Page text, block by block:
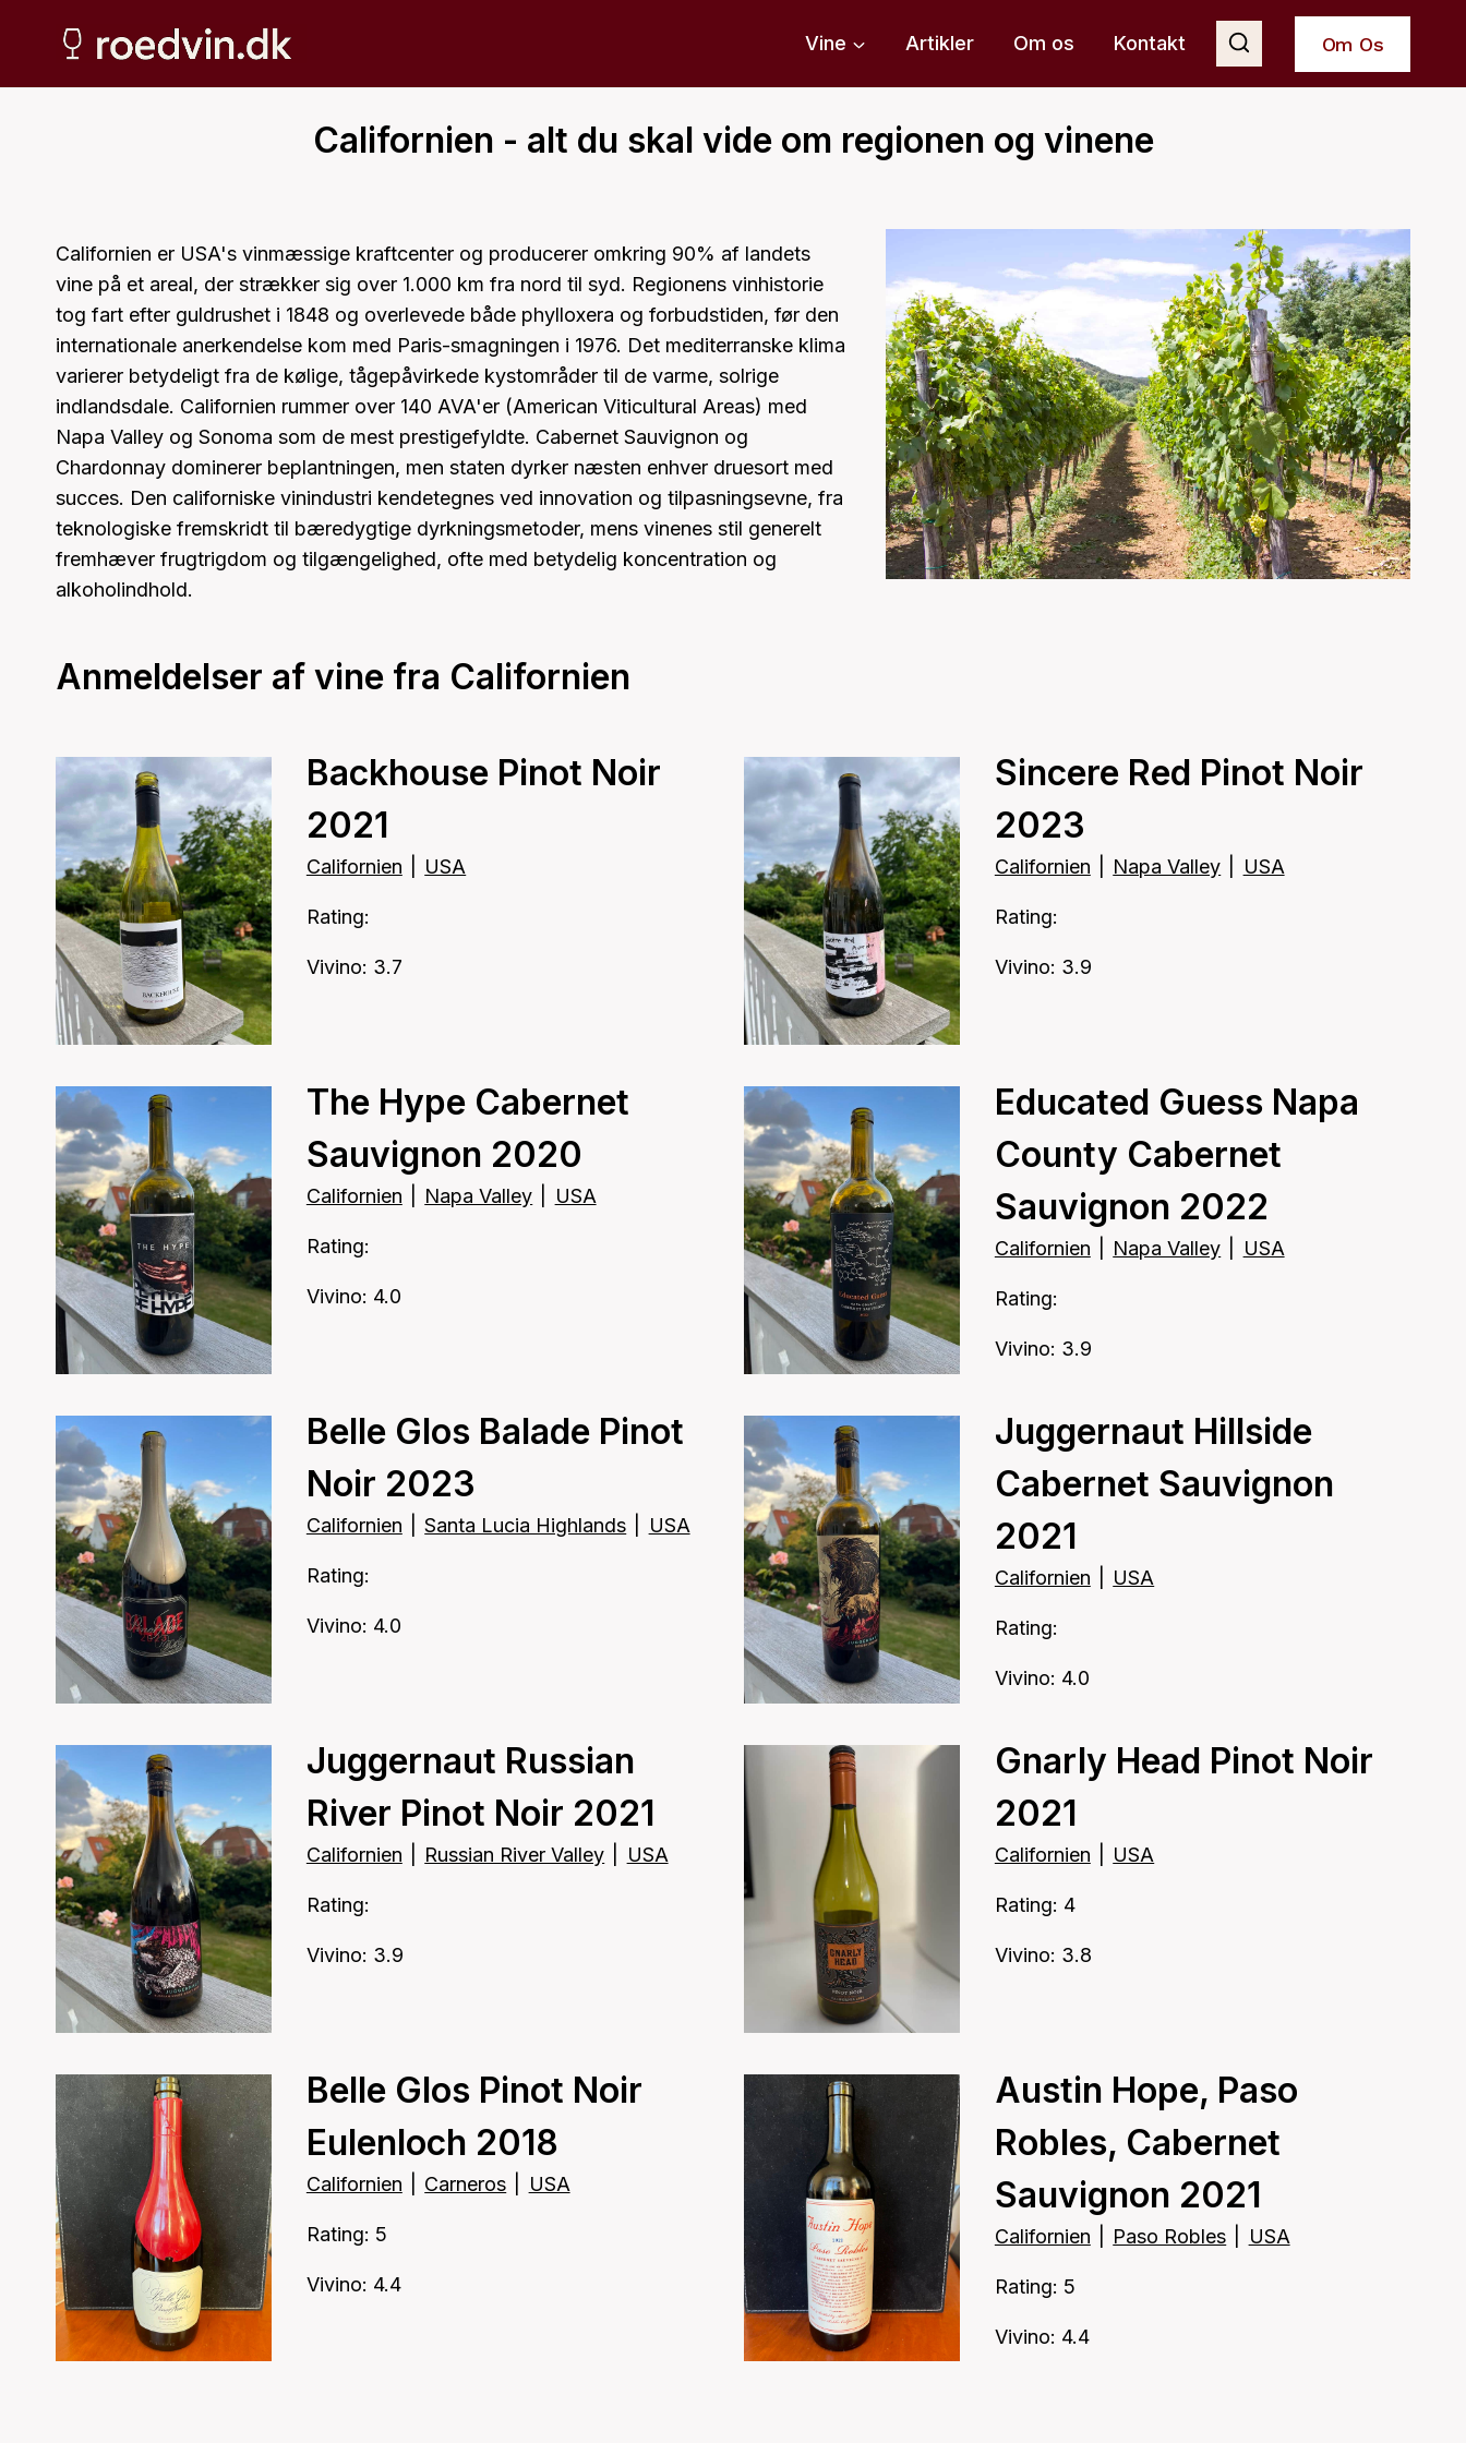
Vine Artikler Om os Kontakt Om Os
Californien - alt du skal vide om regionen og vinene
Californien er USA's vinmæssige kraftcenter og producerer omkring 90% af landets
vine på et areal, der strækker sig over 1.000 km fra nord til syd. Regionens vinhistorie
tog fart efter guldrushet i 1848 og overlevede både phylloxera og forbudstiden, før den
internationale anerkendelse kom med Paris-smagningen i 1976. Det mediterranske klima
varierer betydeligt fra de kølige, tågepåvirkede kystområder til de varme, solrige
indlandsdale. Californien rummer over 140 AVA'er (American Viticultural Areas) med
Napa Valley og Sonoma som de mest prestigefyldte. Cabernet Sauvignon og
Chardonnay dominerer beplantningen, men staten dyrker næsten enhver druesort med
succes. Den californiske vinindustri kendetegnes ved innovation og tilpasningsevne, fra
teknologiske fremskridt til bæredygtige dyrkningsmetoder, mens vinenes stil generelt
fremhæver frugtrigdom og tilgængelighed, ofte med betydelig koncentration og
alkoholindhold.
Anmeldelser af vine fra Californien
Backhouse Pinot Noir
2021
Californien USA
Rating:
Vivino: 3.7
Sincere Red Pinot Noir
2023
Californien Napa Valley USA
Rating:
Vivino: 3.9
The Hype Cabernet
Sauvignon 2020
Californien Napa Valley USA
Rating:
Vivino: 4.0
Educated Guess Napa
County Cabernet
Sauvignon 2022
Californien Napa Valley USA
Rating:
Vivino: 3.9
Belle Glos Balade Pinot
Noir 2023
Californien Santa Lucia Highlands USA
Rating:
Vivino: 4.0
Juggernaut Hillside
Cabernet Sauvignon
2021
Californien USA
Rating:
Vivino: 4.0
Juggernaut Russian
River Pinot Noir 2021
Californien Russian River Valley USA
Rating:
Vivino: 3.9
Gnarly Head Pinot Noir
2021
Californien USA
Rating: 4
Vivino: 3.8
Belle Glos Pinot Noir
Eulenloch 2018
Californien Carneros USA
Rating: 5
Vivino: 4.4
Austin Hope, Paso
Robles, Cabernet
Sauvignon 2021
Californien Paso Robles USA
Rating: 5
Vivino: 4.4